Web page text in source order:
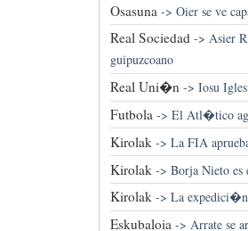
Osasuna -> Oier se ve
Real Sociedad-> Asier
guipuzcoano
Real Uni�n-> Iosu
Futbola-> El Atl�tico
Kirolak -> La FIA
Kirolak -> Borja Nieto es
Kirolak-> La expedici�n
Eskubaloia-> Arrate se